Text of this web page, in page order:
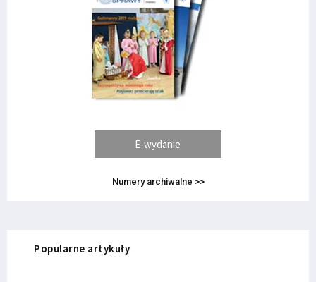
E-wydanie
Numery archiwalne >>
Popularne artykuły